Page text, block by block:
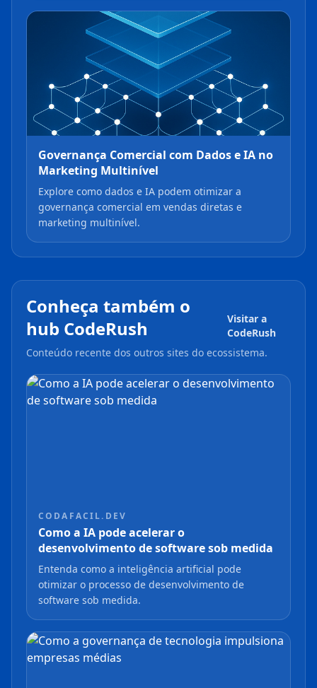
Governança Comercial com Dados e IA no
Marketing Multinível
Explore como dados e IA podem otimizar a
governança comercial em vendas diretas e
marketing multinível.
Conheça também o
hub CodeRush
Visitar a
CodeRush
Conteúdo recente dos outros sites do ecossistema.
CODAFACIL.DEV
Como a IA pode acelerar o
desenvolvimento de software sob medida
Entenda como a inteligência artificial pode
otimizar o processo de desenvolvimento de
software sob medida.